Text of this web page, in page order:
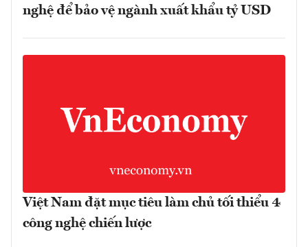
nghệ để bảo vệ ngành xuất khẩu tỷ USD
Việt Nam đặt mục tiêu làm chủ tối thiểu 4
công nghệ chiến lược